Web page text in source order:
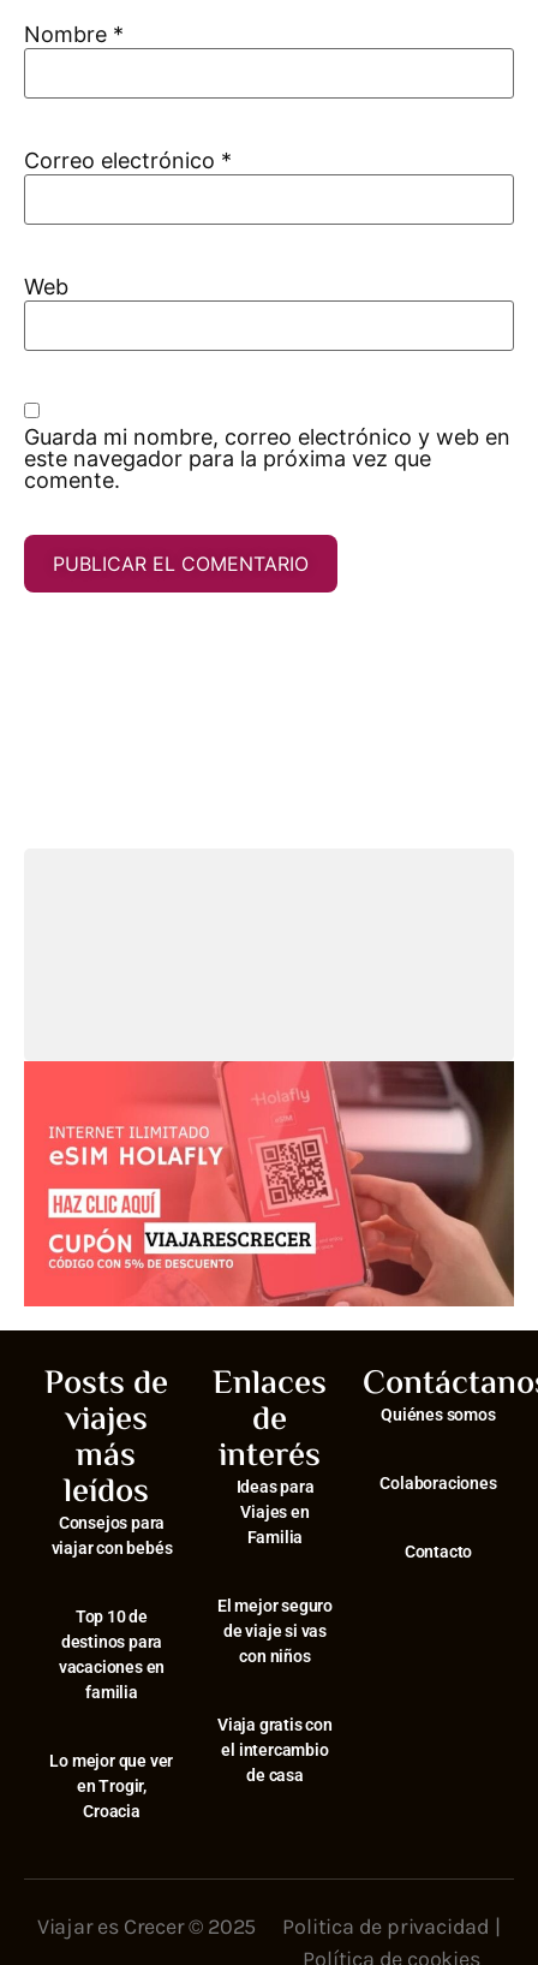
Nombre *
Correo electrónico *
Web
Guarda mi nombre, correo electrónico y web en
este navegador para la próxima vez que
comente.
Posts de
viajes
más
leídos
Consejos para
viajar con bebés
⁠Top 10 de
destinos para
vacaciones en
familia
⁠Lo mejor que ver
en Trogir,
Croacia
Enlaces
de
interés
Ideas para
Viajes en
Familia
El mejor seguro
de viaje si vas
con niños
Viaja gratis con
el intercambio
de casa
Quiénes somos
Colaboraciones
Contacto
Viajar es Crecer © 2025 Politica de privacidad |
Política de cookies